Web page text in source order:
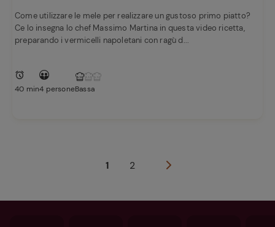
Come utilizzare le mele per realizzare un gustoso primo piatto?
Ce lo insegna lo chef Massimo Martina in questa video ricetta,
preparando i vermicelli napoletani con ragù d...
40 min4 personeBassa
1 2